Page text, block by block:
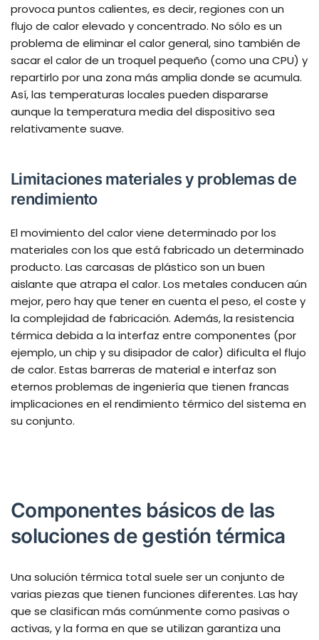
provoca puntos calientes, es decir, regiones con un
flujo de calor elevado y concentrado. No sólo es un
problema de eliminar el calor general, sino también de
sacar el calor de un troquel pequeño (como una CPU) y
repartirlo por una zona más amplia donde se acumula.
Así, las temperaturas locales pueden dispararse
aunque la temperatura media del dispositivo sea
relativamente suave.
Limitaciones materiales y problemas de
rendimiento
El movimiento del calor viene determinado por los
materiales con los que está fabricado un determinado
producto. Las carcasas de plástico son un buen
aislante que atrapa el calor. Los metales conducen aún
mejor, pero hay que tener en cuenta el peso, el coste y
la complejidad de fabricación. Además, la resistencia
térmica debida a la interfaz entre componentes (por
ejemplo, un chip y su disipador de calor) dificulta el flujo
de calor. Estas barreras de material e interfaz son
eternos problemas de ingeniería que tienen francas
implicaciones en el rendimiento térmico del sistema en
su conjunto.
Componentes básicos de las
soluciones de gestión térmica
Una solución térmica total suele ser un conjunto de
varias piezas que tienen funciones diferentes. Las hay
que se clasifican más comúnmente como pasivas o
activas, y la forma en que se utilizan garantiza una